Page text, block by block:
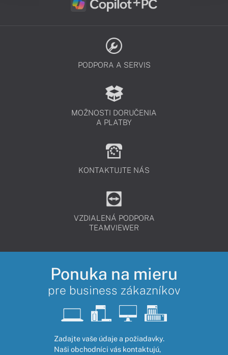
PODPORA A SERVIS
MOŽNOSTI DORUČENIA
A PLATBY
KONTAKTUJTE NÁS
VZDIALENÁ PODPORA
TEAMVIEWER
Ponuka na mieru
pre business zákazníkov
Zadajte vaše údaje a požiadavky.
Naši obchodníci vás kontaktujú,